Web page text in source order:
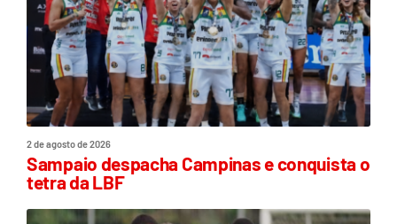
2 de agosto de 2026
Sampaio despacha Campinas e conquista o
tetra da LBF